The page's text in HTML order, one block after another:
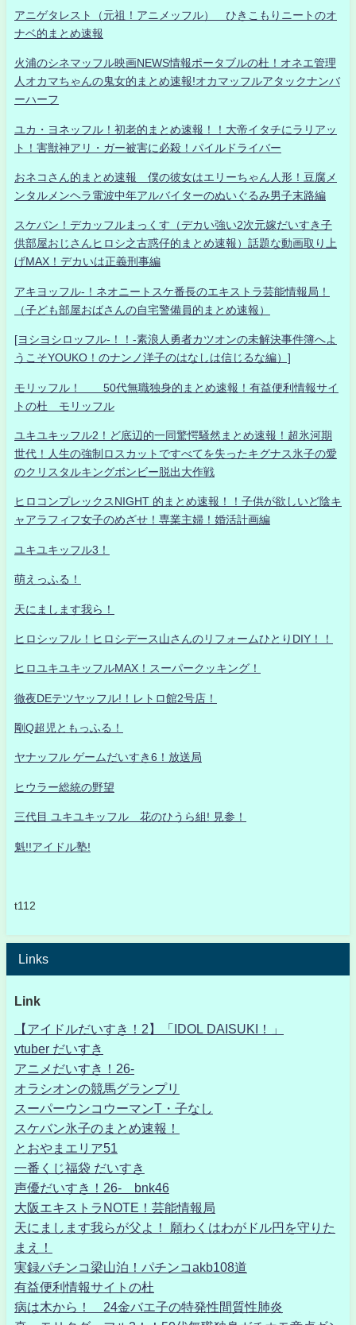
アニゲタレスト（元祖！アニメッフル） ひきこもりニートのオ
ナベ的まとめ速報
火浦のシネマッフル映画NEWS情報ポータブルの杜！オネエ管理
人オカマちゃんの鬼女的まとめ速報!オカマッフルアタックナンバ
ーハーフ
ユカ・ヨネッフル！初老的まとめ速報！！大帝イタチにラリアッ
ト！害獣神アリ・ガー被害に必殺！パイルドライバー
おネコさん的まとめ速報 僕の彼女はエリーちゃん人形！豆腐メ
ンタルメンヘラ電波中年アルバイターのぬいぐるみ男子末路編
スケバン！デカッフルまっくす（デカい強い2次元嫁だいすき子
供部屋おじさんヒロシ之古惑仔的まとめ速報）話題な動画取り上
げMAX！デカいは正義刑事編
アキヨッフル-！ネオニートスケ番長のエキストラ芸能情報局！
（子ども部屋おばさんの自宅警備員的まとめ速報）
[ヨシヨシロッフル-！！-素浪人勇者カツオンの未解決事件簿へよ
うこそYOUKO！のナンノ洋子のはなしは信じるな編）]
モリッフル！ 50代無職独身的まとめ速報！有益便利情報サイ
トの杜 モリッフル
ユキユキッフル2！ど底辺的一同驚愕騒然まとめ速報！超氷河期
世代！人生の強制ロスカットですべてを失ったキグナス氷子の愛
のクリスタルキングボンビー脱出大作戦
ヒロコンプレックスNIGHT 的まとめ速報！！子供が欲しいど陰キ
ャアラフィフ女子のめざせ！専業主婦！婚活計画編
ユキユキッフル3！
萌えっふる！
天にまします我ら！
ヒロシッフル！ヒロシデース山さんのリフォームひとりDIY！！
ヒロユキユキッフルMAX！スーパークッキング！
徹夜DEテツヤッフル!！レトロ館2号店！
剛Q超児ともっふる！
ヤナッフル ゲームだいすき6！放送局
ヒウラー総統の野望
三代目 ユキユキッフル 花のひうら組! 見参！
魁!!アイドル塾!
t112
Links
Link
【アイドルだいすき！2】「IDOL DAISUKI！」
vtuber だいすき
アニメだいすき！26-
オラシオンの競馬グランプリ
スーパーウンコウーマンT・子なし
スケバン氷子のまとめ速報！
とおやまエリア51
一番くじ福袋 だいすき
声優だいすき！26- bnk46
大阪エキストラNOTE！芸能情報局
天にまします我らが父よ！ 願わくはわがドル円を守りた
まえ！
実録パチンコ梁山泊！パチンコakb108道
有益便利情報サイトの杜
病は木から！ 24金バエ子の特発性間質性肺炎